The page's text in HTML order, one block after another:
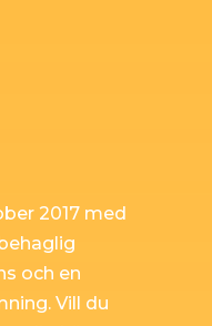
2017 med
och en
Vill du